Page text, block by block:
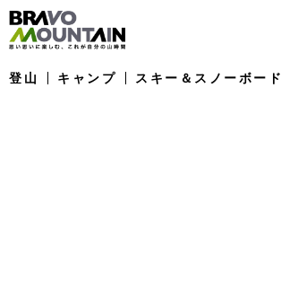
登山 キャンプ スキー＆スノーボード